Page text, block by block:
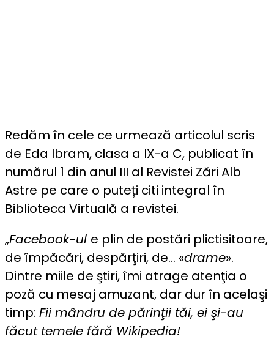
Redăm în cele ce urmează articolul scris
de Eda Ibram, clasa a IX-a C, publicat în
numărul 1 din anul III al Revistei Zări Alb
Astre pe care o puteți citi integral în
Biblioteca Virtuală a revistei.
„Facebook-ul e plin de postări plictisitoare,
de împăcări, despărţiri, de… «drame».
Dintre miile de ştiri, îmi atrage atenţia o
poză cu mesaj amuzant, dar dur în acelaşi
timp: Fii mândru de părinţii tăi, ei şi-au
făcut temele fără Wikipedia!